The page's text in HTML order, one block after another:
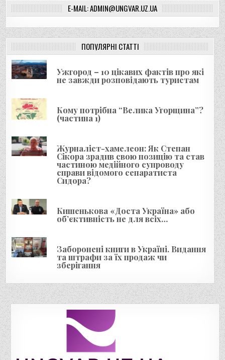
і
г
а
ц
і
я
з
а
п
и
с
і
в
E-MAIL: ADMIN@UNGVAR.UZ.UA
ПОПУЛЯРНІ СТАТТІ
Ужгород – 10 цікавих фактів про які
не завжди розповідають туристам
Кому потрібна “Велика Угорщина”?
(частина 1)
Журналіст-хамелеон: Як Степан
Сікора зрадив свою позицію та став
частиною медійного супроводу
справи відомого сепаратиста
Сидора?
Кишенькова «Доста Україна» або
об’єктивність не для всіх…
Заборонені книги в Україні. Видання
та штрафи за їх продаж чи
зберігання